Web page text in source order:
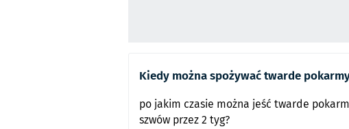
Kiedy można spożywać twarde
po jakim czasie można jeść twarde
szwów przez 2 tyg?